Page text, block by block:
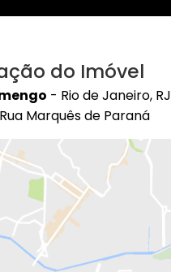
do Imóvel
- Rio de Janeiro, RJ
Marquês de Paraná